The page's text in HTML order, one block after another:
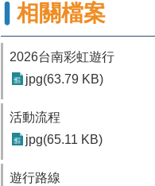
相關檔案
2026台南彩虹遊行
jpg(63.79 KB)
活動流程
jpg(65.11 KB)
遊行路線